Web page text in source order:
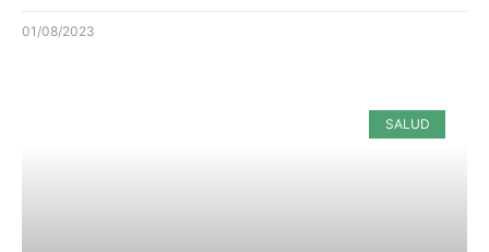
01/08/2023
SALUD